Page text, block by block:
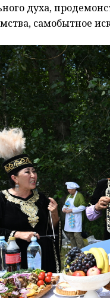
духа,
самобытное